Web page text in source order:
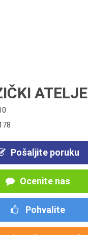
ATELJE
Pošaljite poruku
Ocenite nas
Pohvalite